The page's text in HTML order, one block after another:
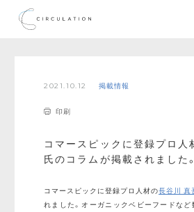
2021.10.12 掲載情報
印刷
コマースピックに登録プロ人
氏のコラムが掲載されました。
コマースピックに登録プロ人材の長谷川 真
れました。オーガニックベビーフードな